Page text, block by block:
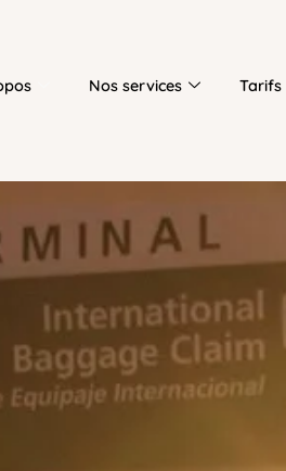
Nos services Tarifs